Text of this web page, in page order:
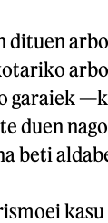
dituen
garaiek
duen
beti